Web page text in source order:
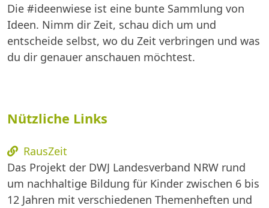
Die #ideenwiese ist eine bunte Sammlung von
Ideen. Nimm dir Zeit, schau dich um und
entscheide selbst, wo du Zeit verbringen und was
du dir genauer anschauen möchtest.
Nützliche Links
RausZeit
Das Projekt der DWJ Landesverband NRW rund
um nachhaltige Bildung für Kinder zwischen 6 bis
12 Jahren mit verschiedenen Themenheften und